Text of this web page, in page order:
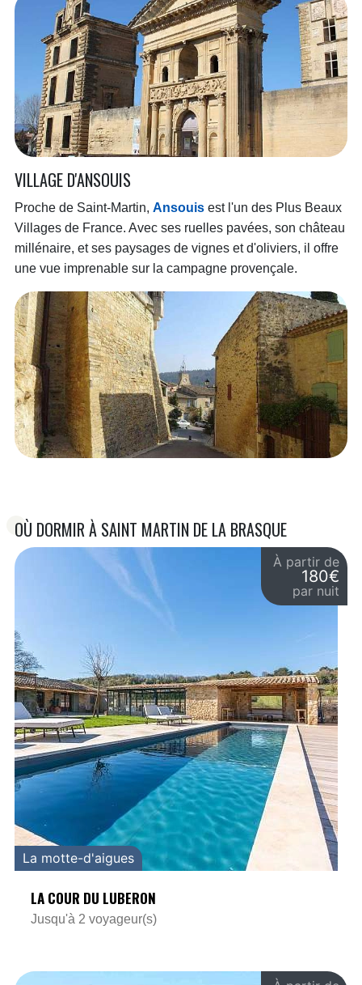
VILLAGE D'ANSOUIS
Proche de Saint-Martin, Ansouisest l'un des Plus Beaux
Villages de France. Avec ses ruelles pavées, son château
millénaire, et ses paysages de vignes et d'oliviers, il offre
une vue imprenable sur la campagne provençale.
OÙ DORMIR À SAINT MARTIN DE LA BRASQUE
À partir de
180€
par nuit
La motte-d'aigues
LA COUR DU LUBERON
Jusqu'à 2 voyageur(s)